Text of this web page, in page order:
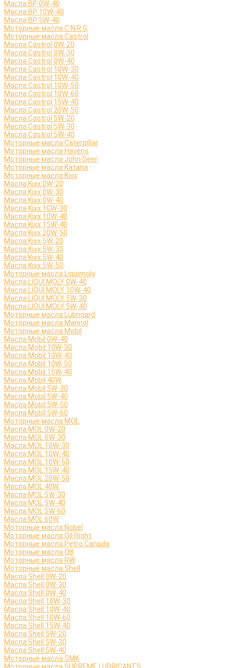
Масла BP 0W-40
Масла BP 10W-40
Масла BP 5W-40
Моторные масла C.N.R.G
Моторные масла Castrol
Масла Castrol 0W-20
Масла Castrol 0W-30
Масла Castrol 0W-40
Масла Castrol 10W-30
Масла Castrol 10W-40
Масла Castrol 10W-50
Масла Castrol 10W-60
Масла Castrol 15W-40
Масла Castrol 20W-50
Масла Castrol 5W-20
Масла Castrol 5W-30
Масла Castrol 5W-40
Моторные масла Caterpillar
Моторные масла Havens
Моторные масла John Deer
Моторные масла Katana
Моторные масла Kixx
Масла Kixx 0W-20
Масла Kixx 0W-30
Масла Kixx 0W-40
Масла Kixx 10W-30
Масла Kixx 10W-40
Масла Kixx 15W-40
Масла Kixx 20W-50
Масла Kixx 5W-20
Масла Kixx 5W-30
Масла Kixx 5W-40
Масла Kixx 5W-50
Моторные масла Liquimoly
Масла LIQUI MOLY 0W-40
Масла LIQUI MOLY 10W-40
Масла LIQUI MOLY 5W-30
Масла LIQUI MOLY 5W-40
Моторные масла Lubrigard
Моторные масла Mannol
Моторные масла Mobil
Масла Mobil 0W-40
Масла Mobil 10W-30
Масла Mobil 10W-40
Масла Mobil 10W-50
Масла Mobil 15W-40
Масла Mobil 40W
Масла Mobil 5W-30
Масла Mobil 5W-40
Масла Mobil 5W-50
Масла Mobil 5W-60
Моторные масла MOL
Масла MOL 0W-20
Масла MOL 0W-30
Масла MOL 10W-30
Масла MOL 10W-40
Масла MOL 10W-50
Масла MOL 15W-40
Масла MOL 20W-50
Масла MOL 40W
Масла MOL 5W-30
Масла MOL 5W-40
Масла MOL 5W-60
Масла MOL 60W
Моторные масла Nobel
Моторные масла Oil Right
Моторные масла Petro Canada
Моторные масла Q8
Моторные масла RW
Моторные масла Shell
Масла Shell 0W-20
Масла Shell 0W-30
Масла Shell 0W-40
Масла Shell 10W-30
Масла Shell 10W-40
Масла Shell 10W-60
Масла Shell 15W-40
Масла Shell 5W-20
Масла Shell 5W-30
Масла Shell 5W-40
Моторные масла SMK